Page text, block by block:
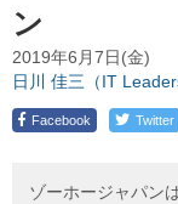
ン
2019年6月7日(金)
日川 佳三（IT
Facebook Twitter
ゾーホージャパン